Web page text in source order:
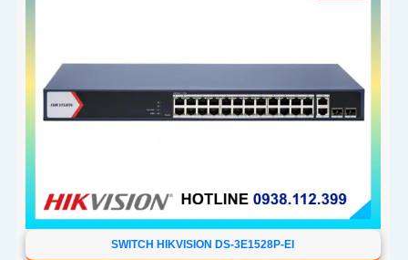
SWITCH HIKVISION DS-3E1528P-EI